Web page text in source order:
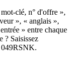
clé, n° d'offre »,
», « anglais »,
» entre chaque
? Saisissez
049RSNK.